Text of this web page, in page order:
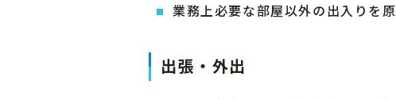
業務上必要な部屋以外の出入りを
出張・外出